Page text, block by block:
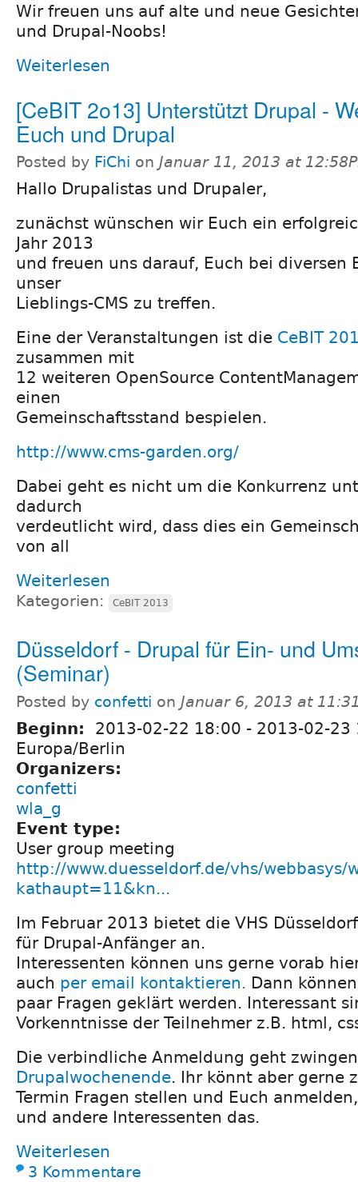
Wir freuen uns auf alte und neue
und Drupal-Noobs!
Weiterlesen
[CeBIT 2o13] Unterstützt Drupal -
Euch und Drupal
Posted by FiChi on Januar 11, 2013 at
Hallo Drupalistas und Drupaler,
zunächst wünschen wir Euch ein
Jahr 2013
und freuen uns darauf, Euch bei diversen
unser
Lieblings-CMS zu treffen.
Eine der Veranstaltungen ist die CeBIT
zusammen mit
12 weiteren OpenSource
einen
Gemeinschaftsstand bespielen.
http://www.cms-garden.org/
Dabei geht es nicht um die Konkurrenz
dadurch
verdeutlicht wird, dass dies ein
von all
Weiterlesen
Kategorien: CeBIT 2013
Düsseldorf - Drupal für Ein- und
(Seminar)
Posted by confetti on Januar 6, 2013 at
Beginn: 2013-02-22 18:00 - 2013-02-23
Europa/Berlin
Organizers:
confetti
wla_g
Event type:
User group meeting
http://www.duesseldorf.de/vhs/webbasys/
kathaupt=11&kn...
Im Februar 2013 bietet die VHS
für Drupal-Anfänger an.
Interessenten können uns gerne vorab
auch per email kontaktieren. Dann
paar Fragen geklärt werden. Interessant
Vorkenntnisse der Teilnehmer z.B. html,
Die verbindliche Anmeldung geht
Drupalwochenende. Ihr könnt aber gerne
Termin Fragen stellen und Euch
und andere Interessenten das.
Weiterlesen
3 Kommentare